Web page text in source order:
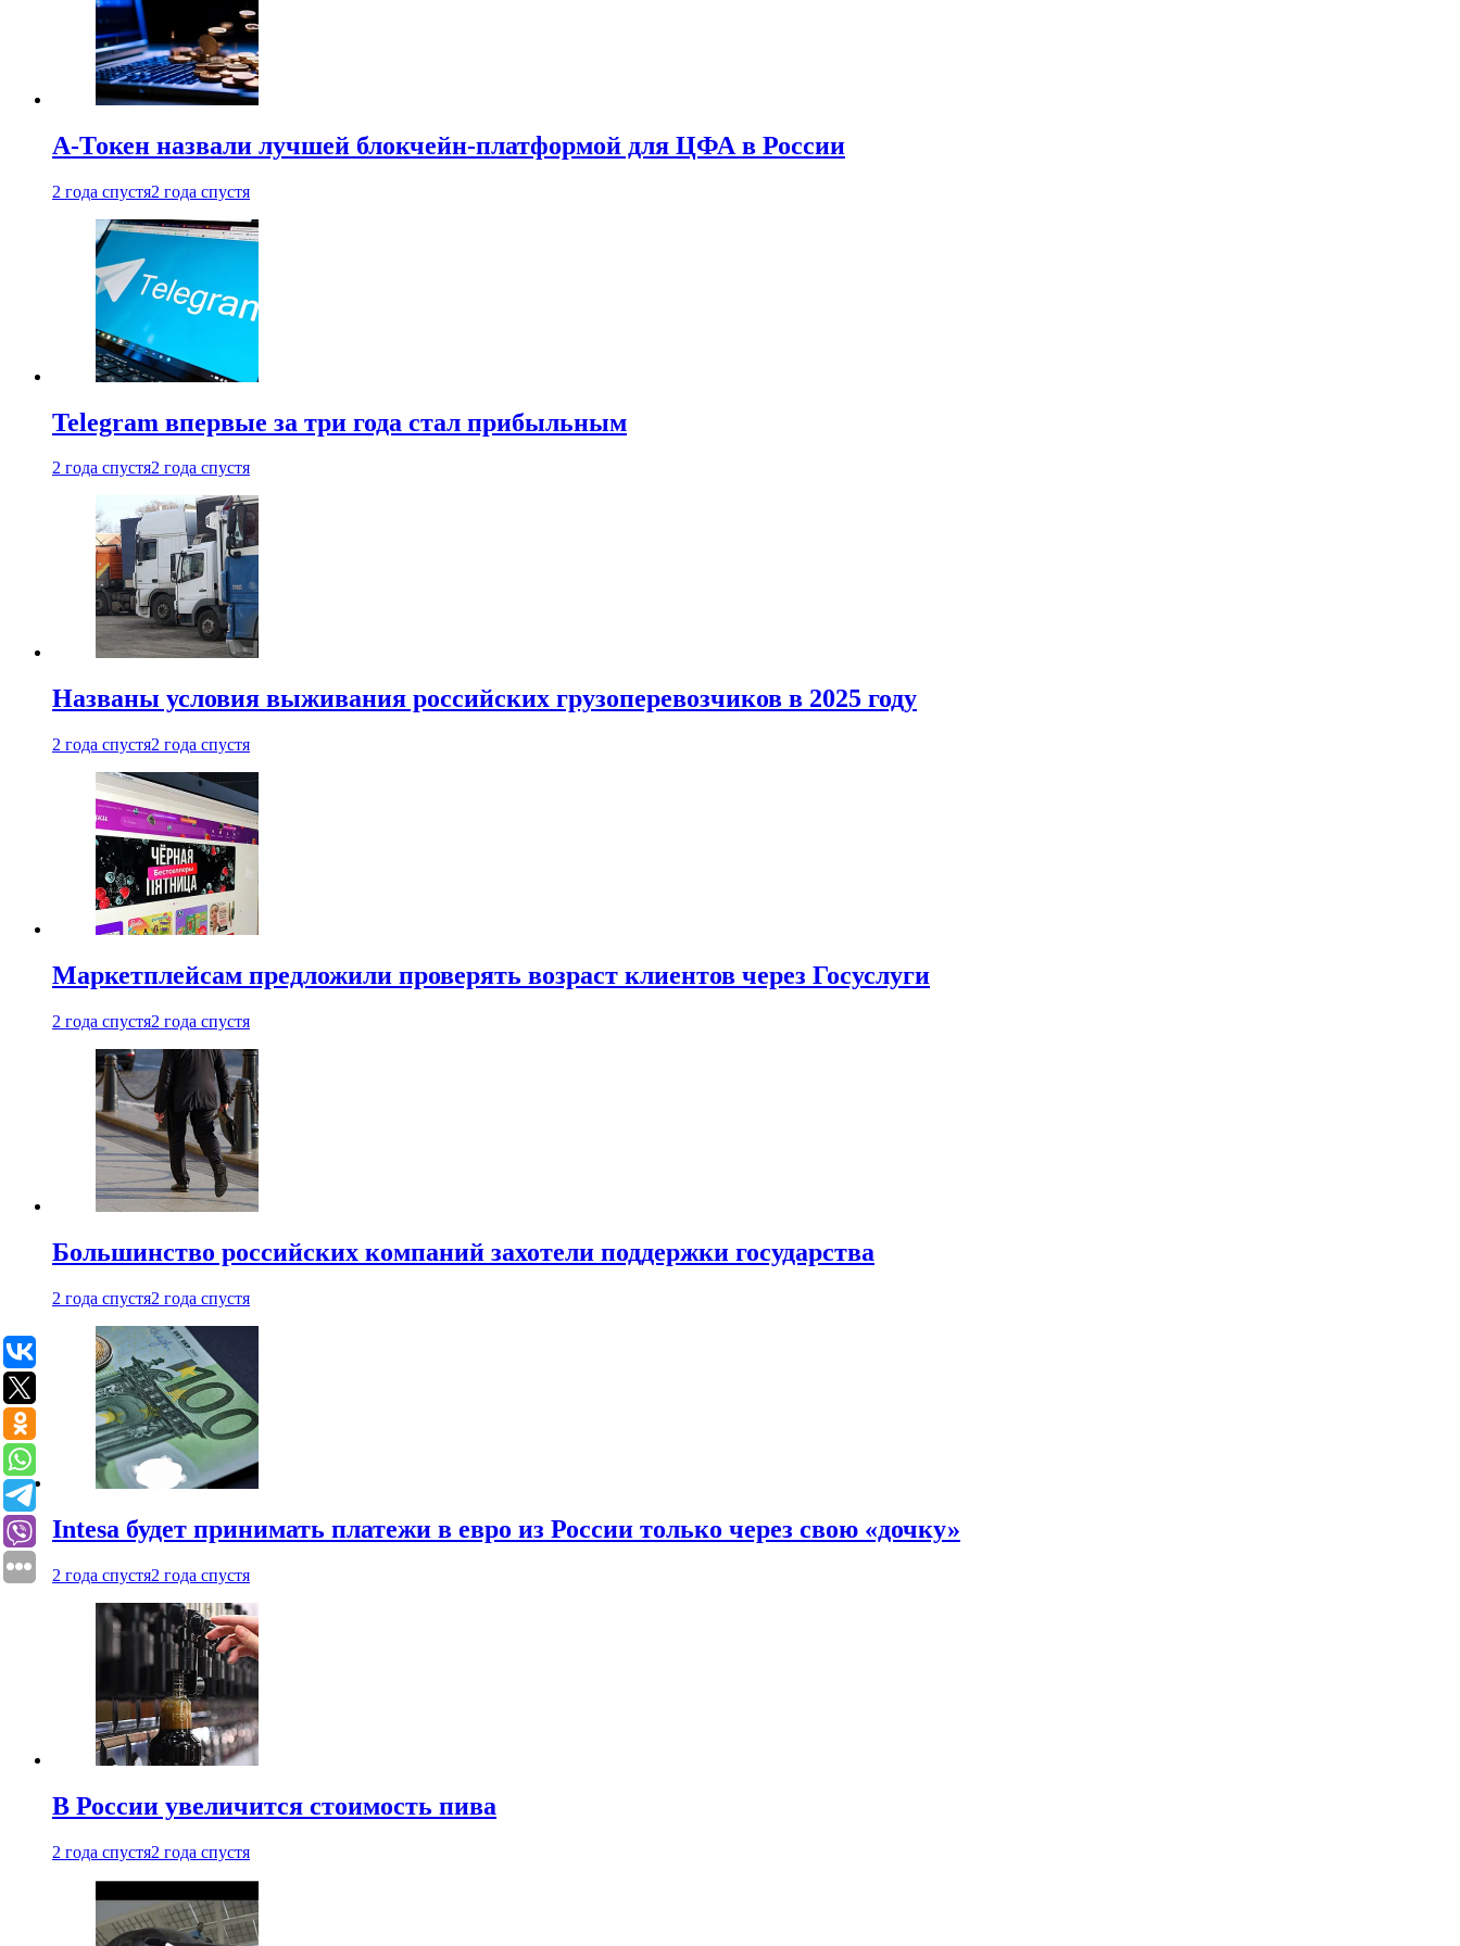
А-Токен назвали лучшей блокчейн-платформой для ЦФА в России
2 года спустя2 года спустя
Telegram впервые за три года стал прибыльным
2 года спустя2 года спустя
Названы условия выживания российских грузоперевозчиков в 2025 году
2 года спустя2 года спустя
Маркетплейсам предложили проверять возраст клиентов через Госуслуги
2 года спустя2 года спустя
Большинство российских компаний захотели поддержки государства
2 года спустя2 года спустя
Intesa будет принимать платежи в евро из России только через свою «дочку»
2 года спустя2 года спустя
В России увеличится стоимость пива
2 года спустя2 года спустя